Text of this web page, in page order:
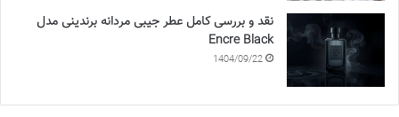
نقد و بررسی کامل عطر جیبی مردانه برندینی مدل
Encre Black
1404/09/22